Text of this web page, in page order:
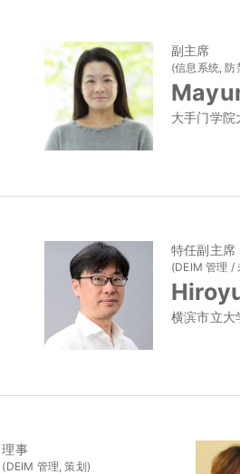
副主席
(信息系统,
大手门学院
特任副主席
(DEIM 管理 /
横滨市立大
理事
(DEIM 管理, 策划)